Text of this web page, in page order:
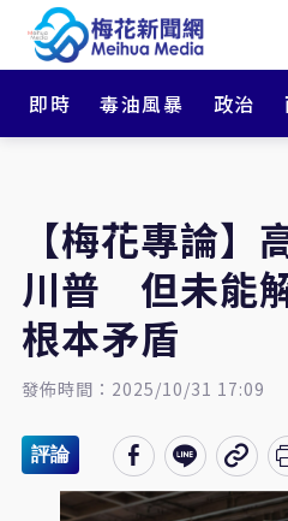
即時 毒油風暴 政治
【梅花專論】
川普 但未能
根本矛盾
發佈時間：2025/10/31 17:09
評論